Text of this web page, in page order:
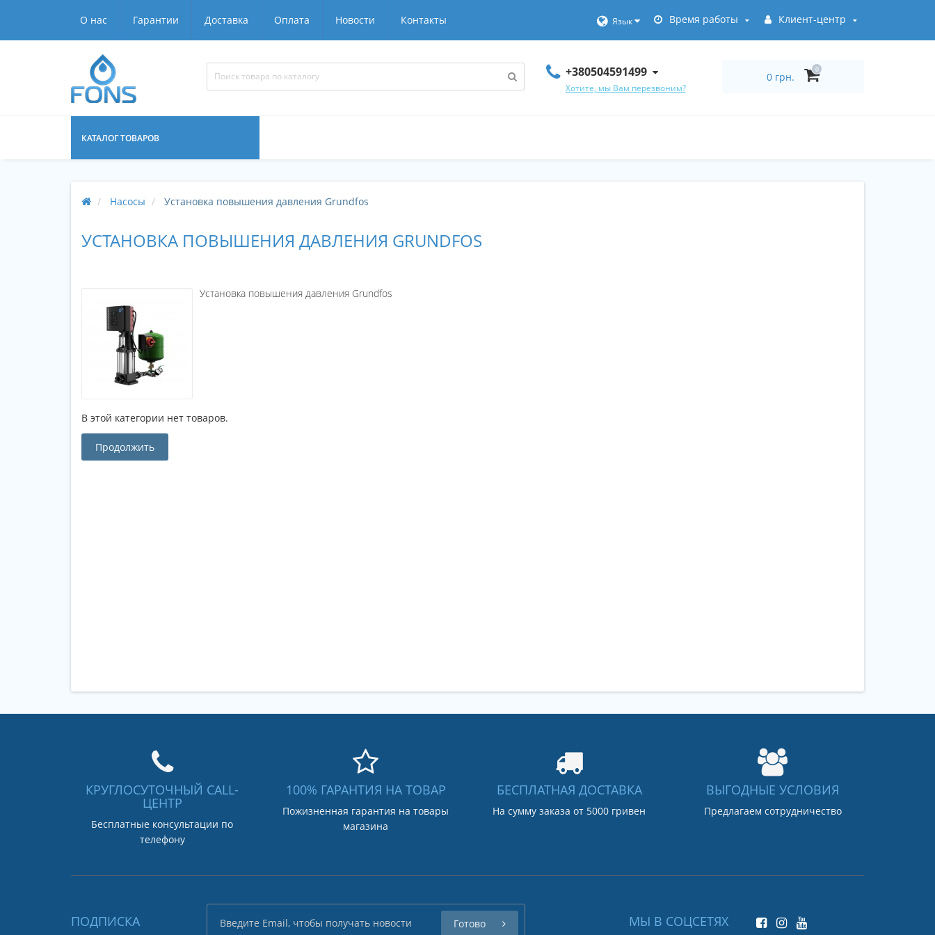
О нас Гарантии Доставка Оплата Новости Контакты Язык Время работы Клиент-центр
+380504591499
Хотите, мы Вам перезвоним?
0 грн.
0
КАТАЛОГ ТОВАРОВ
Насосы Установка повышения давления Grundfos
УСТАНОВКА ПОВЫШЕНИЯ ДАВЛЕНИЯ GRUNDFOS
Установка повышения давления Grundfos
В этой категории нет товаров.
Продолжить
КРУГЛОСУТОЧНЫЙ CALL-
ЦЕНТР
Бесплатные консультации по
телефону
100% ГАРАНТИЯ НА ТОВАР
Пожизненная гарантия на товары
магазина
БЕСПЛАТНАЯ ДОСТАВКА
На сумму заказа от 5000 гривен
ВЫГОДНЫЕ УСЛОВИЯ
Предлагаем сотрудничество
ПОДПИСКА Готово МЫ В СОЦСЕТЯХ